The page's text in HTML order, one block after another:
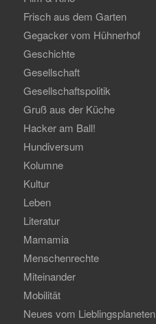
Frisch aus dem Garten
Gegacker vom Hühnerhof
Geschichte
Gesellschaft
Gesellschaftspolitik
Gruß aus der Küche
Hacker am Ball!
Hundiversum
Kolumne
Kultur
Leben
Literatur
Mamamia
Menschenrechte
Miteinander
Mobilität
Neues vom Lieblingsplaneten